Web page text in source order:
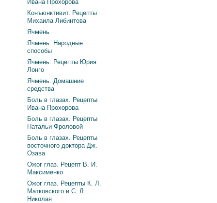
Ивана Прохорова
Конъюнктивит. Рецепты
Михаила Либинтова
Ячмень
Ячмень. Народные
способы
Ячмень. Рецепты Юрия
Лонго
Ячмень. Домашние
средства
Боль в глазах. Рецепты
Ивана Прохорова
Боль в глазах. Рецепты
Натальи Фроловой
Боль в глазах. Рецепты
восточного доктора Дж.
Озава
Ожог глаз. Рецепт В. И.
Максименко
Ожог глаз. Рецепты К. Л.
Матковского и С. Л.
Николая